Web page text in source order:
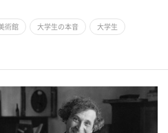
術館 大学生の本音 大学生